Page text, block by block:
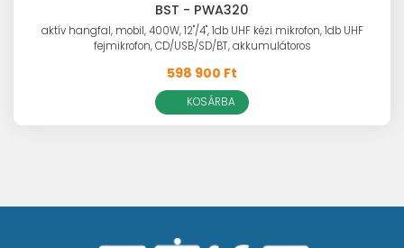
BST - PWA320
aktív hangfal, mobil, 400W, 12"/4", 1db UHF kézi mikrofon, 1db UHF
fejmikrofon, CD/USB/SD/BT, akkumulátoros
598 900 Ft
KOSÁRBA